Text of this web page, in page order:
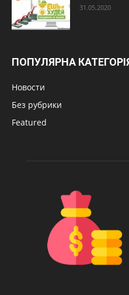
31.05.2020
ПОПУЛЯРНА
Новости
Без рубрики
Featured